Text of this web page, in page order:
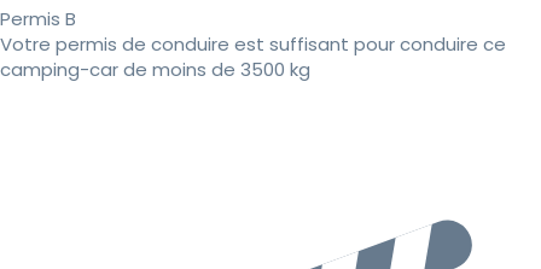
Permis B
Votre permis de conduire est suffisant pour conduire ce
camping-car de moins de 3500 kg